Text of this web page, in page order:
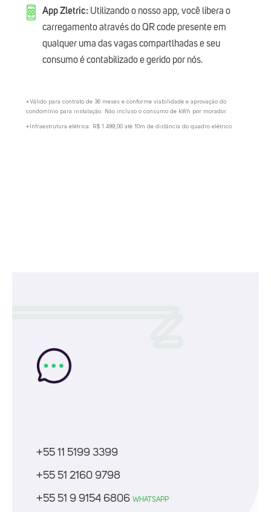
App Zletric: Utilizando o nosso app, você libera o
carregamento através do QR code presente em
qualquer uma das vagas compartlhadas e seu
consumo é contabilizado e gerido por nós.
*Válido para contrato de 36 meses e conforme viabilidade e aprovação do
condomínio para instalação. Não incluso o consumo de kWh por morador.
*Infraestrutura elétrica: R$ 1.499,00 até 10m de distância do quadro elétrico.
+55 11 5199 3399
+55 51 2160 9798
+55 51 9 9154 6806 WHATSAPP